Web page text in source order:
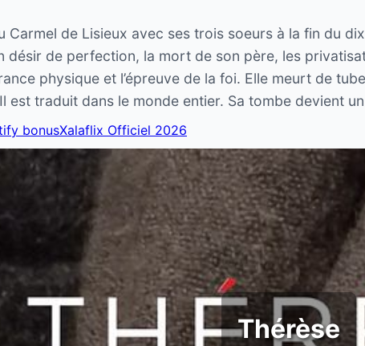
Carmel de Lisieux avec ses trois soeurs à la fin du
désir de perfection, la mort de son père, les
physique et l’épreuve de la foi. Elle meurt de
est traduit dans le monde entier. Sa tombe devient
bonusXalaflix Officiel 2026
Thérèse